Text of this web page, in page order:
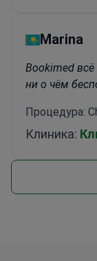
Marina
Bookimed
ни о чём
Процедура:
Клиника: